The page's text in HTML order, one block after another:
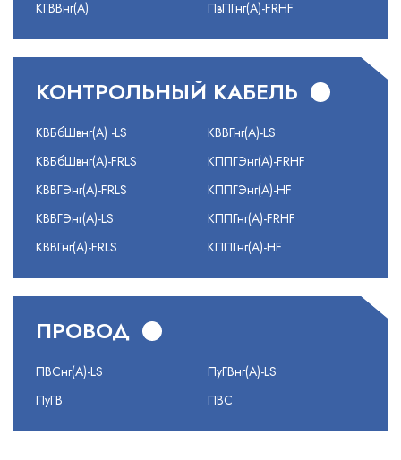
КГВВнг(А)
ПвПГнг(А)-FRHF
КОНТРОЛЬНЫЙ КАБЕЛЬ
КВБбШвнг(А) -LS
КВБбШвнг(А)-FRLS
КВВГЭнг(А)-FRLS
КВВГЭнг(А)-LS
КВВГнг(А)-FRLS
КВВГнг(А)-LS
КППГЭнг(А)-FRHF
КППГЭнг(А)-HF
КППГнг(А)-FRHF
КППГнг(А)-HF
ПРОВОД
ПВСнг(А)-LS
ПуГВ
ПуГВнг(А)-LS
ПВС